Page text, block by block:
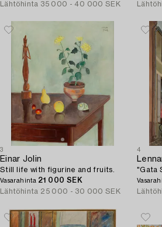
Lähtöhinta 35 000 - 40 000 SEK
3
Einar Jolin
Still life with figurine and fruits.
Vasarahinta 21 000 SEK
Lähtöhinta 25 000 - 30 000 SEK
4
"Gata